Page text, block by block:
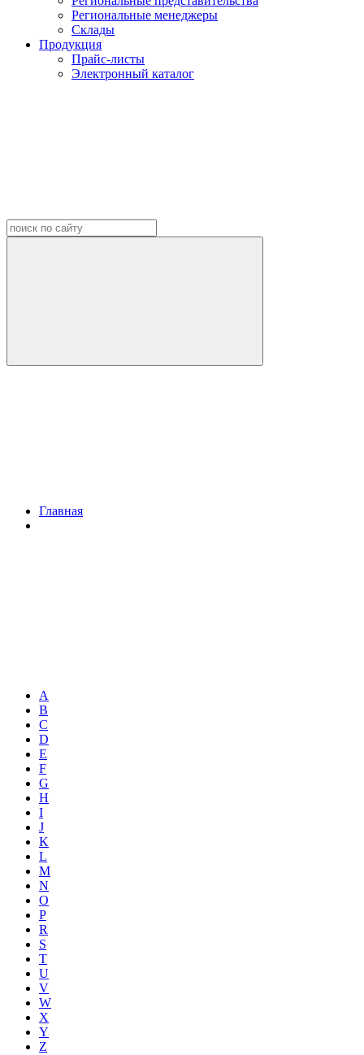
Региональные менеджеры
Склады
Продукция
Прайс-листы
Электронный каталог
Главная
A
B
C
D
E
F
G
H
I
J
K
L
M
N
O
P
R
S
T
U
V
W
X
Y
Z